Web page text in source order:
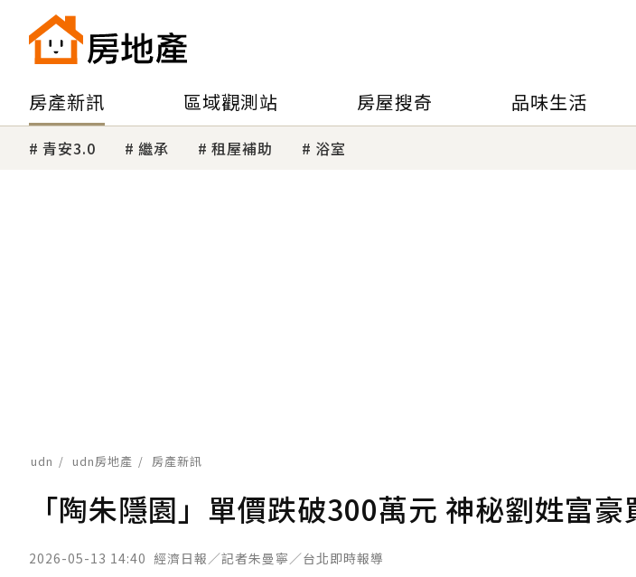
房產新訊 區域觀測站 房屋搜奇 品味生活
青安3.0 繼承 租屋補助 浴室
udn udn房地產 房產新訊
「陶朱隱園」單價跌破300萬元 神秘劉姓富豪
2026-05-13 14:40 經濟日報／記者朱曼寧／台北即時報導